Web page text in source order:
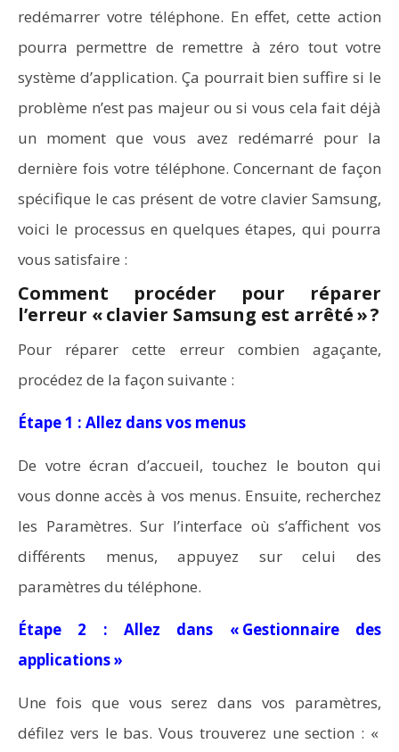
redémarrer votre téléphone. En effet, cette action
pourra permettre de remettre à zéro tout votre
système d’application. Ça pourrait bien suffire si le
problème n’est pas majeur ou si vous cela fait déjà
un moment que vous avez redémarré pour la
dernière fois votre téléphone. Concernant de façon
spécifique le cas présent de votre clavier Samsung,
voici le processus en quelques étapes, qui pourra
vous satisfaire :
Comment procéder pour réparer
l’erreur « clavier Samsung est arrêté » ?
Pour réparer cette erreur combien agaçante,
procédez de la façon suivante :
Étape 1 : Allez dans vos menus
De votre écran d’accueil, touchez le bouton qui
vous donne accès à vos menus. Ensuite, recherchez
les Paramètres. Sur l’interface où s’affichent vos
différents menus, appuyez sur celui des
paramètres du téléphone.
Étape 2 : Allez dans « Gestionnaire des
applications »
Une fois que vous serez dans vos paramètres,
défilez vers le bas. Vous trouverez une section : «